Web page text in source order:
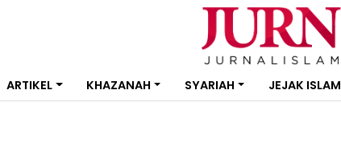
ARTIKEL KHAZANAH SYARIAH JEJAK ISLAM